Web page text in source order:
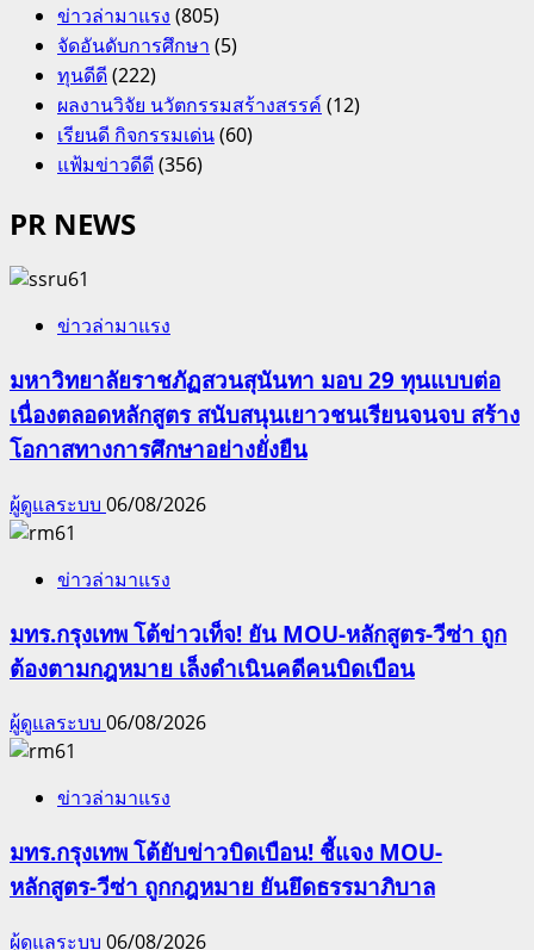
ข่าวล่ามาแรง (805)
จัดอันดับการศึกษา (5)
ทุนดีดี(222)
ผลงานวิจัย นวัตกรรมสร้างสรรค์(12)
เรียนดี กิจกรรมเด่น(60)
แฟ้มข่าวดีดี(356)
PR NEWS
ข่าวล่ามาแรง
มหาวิทยาลัยราชภัฏสวนสุนันทา มอบ 29 ทุนแบบต่อ
เนื่องตลอดหลักสูตร สนับสนุนเยาวชนเรียนจนจบ สร้าง
โอกาสทางการศึกษาอย่างยั่งยืน
ผู้ดูแลระบบ 06/08/2026
ข่าวล่ามาแรง
มทร.กรุงเทพ โต้ข่าวเท็จ! ยัน MOU-หลักสูตร-วีซ่า ถูก
ต้องตามกฎหมาย เล็งดำเนินคดีคนบิดเบือน
ผู้ดูแลระบบ 06/08/2026
ข่าวล่ามาแรง
มทร.กรุงเทพ โต้ยับข่าวบิดเบือน! ชี้แจง MOU-
หลักสูตร-วีซ่า ถูกกฎหมาย ยันยึดธรรมาภิบาล
ผู้ดูแลระบบ 06/08/2026